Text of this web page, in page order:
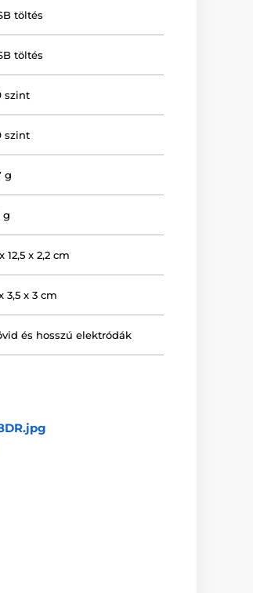
töltés
töltés
szint
szint
g
g
12,5 x 2,2 cm
3,5 x 3 cm
és hosszú elektródák